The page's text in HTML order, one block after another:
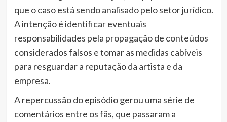
que o caso está sendo analisado pelo setor jurídico.
A intenção é identificar eventuais
responsabilidades pela propagação de conteúdos
considerados falsos e tomar as medidas cabíveis
para resguardar a reputação da artista e da
empresa.
A repercussão do episódio gerou uma série de
comentários entre os fãs, que passaram a